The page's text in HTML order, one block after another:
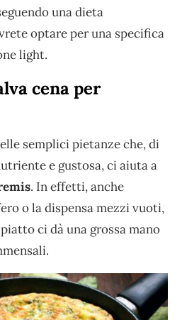
una dieta
optare per una specifica
light.
cena per
semplici pietanze che, di
e gustosa, ci aiuta a
. In effetti, anche
o la dispensa mezzi vuoti,
ci dà una grossa mano